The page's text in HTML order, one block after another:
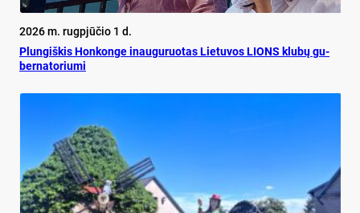
2026 m. rugpjūčio 1 d.
Plun­giš­kis Hon­kon­ge inau­gu­ruo­tas Lie­tu­vos LIONS klu­bų gu­
ber­na­to­riu­mi